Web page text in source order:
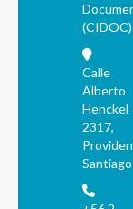
(CIDOC)
Calle
Alberto
Henckel
2317,
Santiago